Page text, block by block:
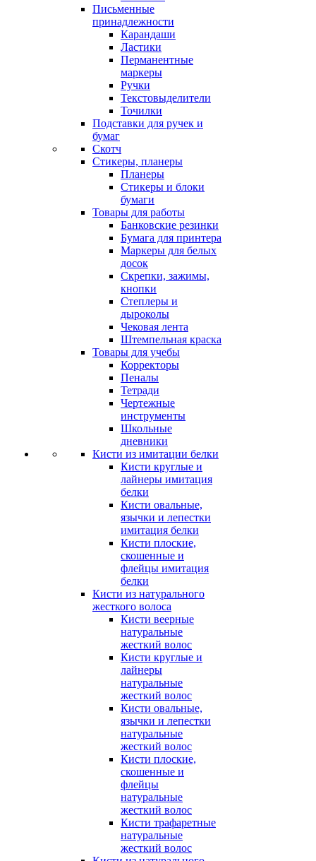
Письменные
принадлежности
Карандаши
Ластики
Перманентные
маркеры
Ручки
Текстовыделители
Точилки
Подставки для ручек и
бумаг
Скотч
Стикеры, планеры
Планеры
Стикеры и блоки
бумаги
Товары для работы
Банковские резинки
Бумага для принтера
Маркеры для белых
досок
Скрепки, зажимы,
кнопки
Степлеры и
дыроколы
Чековая лента
Штемпельная краска
Товары для учебы
Корректоры
Пеналы
Тетради
Чертежные
инструменты
Школьные
дневники
Кисти из имитации белки
Кисти круглые и
лайнеры имитация
белки
Кисти овальные,
язычки и лепестки
имитация белки
Кисти плоские,
скошенные и
флейцы имитация
белки
Кисти из натурального
жесткого волоса
Кисти веерные
натуральные
жесткий волос
Кисти круглые и
лайнеры
натуральные
жесткий волос
Кисти овальные,
язычки и лепестки
натуральные
жесткий волос
Кисти плоские,
скошенные и
флейцы
натуральные
жесткий волос
Кисти трафаретные
натуральные
жесткий волос